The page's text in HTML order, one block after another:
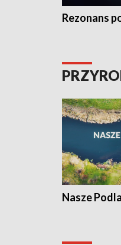
Rezonans
Nasze